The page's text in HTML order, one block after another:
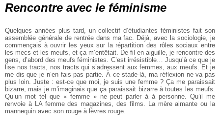
Rencontre avec le féminisme
Quelques années plus tard, un collectif d’étudiantes féministes fait son
assemblée générale de rentrée dans ma fac. Déjà, avec la sociologie, je
commençais à ouvrir les yeux sur la répartition des rôles sociaux entre
les mecs et les meufs, et ça m’entêtait. De fil en aiguille, je rencontre des
gens, d’abord des meufs féministes. C’est irrésistible… Jusqu’à ce que je
lise nos tracts, nos tracts qui s’adressent aux femmes, aux meufs. Et je
me dis que je n’en fais pas partie. À ce stade-là, ma réflexion ne va pas
plus loin. Juste : est-ce que moi, je suis une femme ? Ça me paraissait
bizarre, mais je m’imaginais que ça paraissait bizarre à toutes les meufs.
Qu’un mot tel que « femme » ne peut parler à à personne. Qu’il me
renvoie à LA femme des magazines, des films. La mère aimante ou la
mannequin avec son rouge à lèvres rouge.